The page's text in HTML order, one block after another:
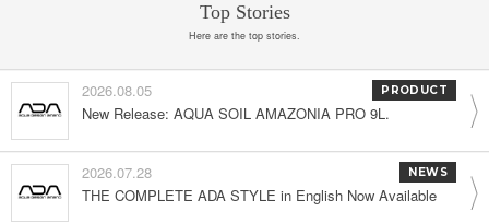
Top Stories
Here are the top stories.
2026.08.05 PRODUCT
New Release: AQUA SOIL AMAZONIA PRO 9L.
2026.07.28 NEWS
THE COMPLETE ADA STYLE in English Now Available